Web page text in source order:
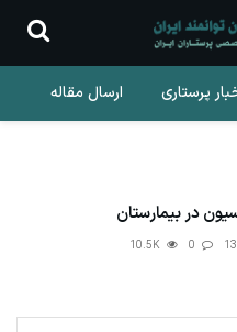
پرستاری ارسال مقاله
در بیمارستان